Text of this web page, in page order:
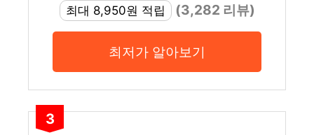
최대 8,950원 적립
(3,282 리뷰)
최저가 알아보기
3